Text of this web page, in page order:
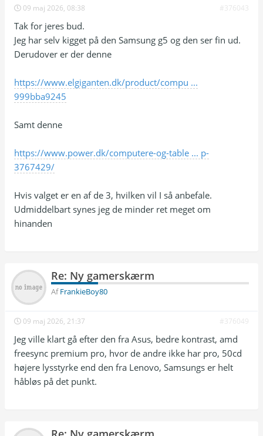
09 maj 2026, 08:38 #376043
Tak for jeres bud.
Jeg har selv kigget på den Samsung g5 og den ser fin ud.
Derudover er der denne
https://www.elgiganten.dk/product/compu ...
999bba9245
Samt denne
https://www.power.dk/computere-og-table ... p-
3767429/
Hvis valget er en af de 3, hvilken vil I så anbefale.
Udmiddelbart synes jeg de minder ret meget om
hinanden
Re: Ny gamerskærm
AfFrankieBoy80
09 maj 2026, 21:37 #376049
Jeg ville klart gå efter den fra Asus, bedre kontrast, amd
freesync premium pro, hvor de andre ikke har pro, 50cd
højere lysstyrke end den fra Lenovo, Samsungs er helt
håbløs på det punkt.